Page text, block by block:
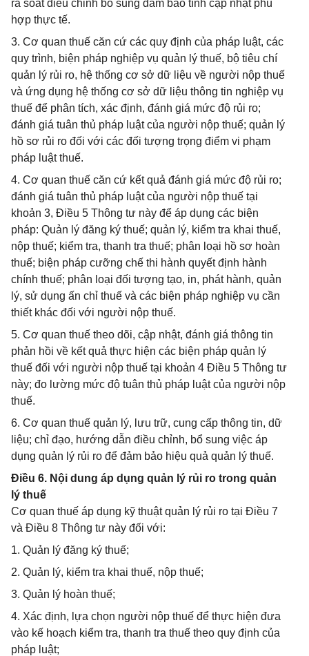
rà soát điều chỉnh bổ sung đảm bảo tính cập nhật phù
hợp thực tế.
3. Cơ quan thuế căn cứ các quy định của pháp luật, các
quy trình, biện pháp nghiệp vụ quản lý thuế, bộ tiêu chí
quản lý rủi ro, hệ thống cơ sở dữ liệu về người nộp thuế
và ứng dụng hệ thống cơ sở dữ liệu thông tin nghiệp vụ
thuế để phân tích, xác định, đánh giá mức độ rủi ro;
đánh giá tuân thủ pháp luật của người nộp thuế; quản lý
hồ sơ rủi ro đối với các đối tượng trọng điểm vi phạm
pháp luật thuế.
4. Cơ quan thuế căn cứ kết quả đánh giá mức độ rủi ro;
đánh giá tuân thủ pháp luật của người nộp thuế tại
khoản 3, Điều 5 Thông tư này để áp dụng các biện
pháp: Quản lý đăng ký thuế; quản lý, kiểm tra khai thuế,
nộp thuế; kiểm tra, thanh tra thuế; phân loại hồ sơ hoàn
thuế; biện pháp cưỡng chế thi hành quyết định hành
chính thuế; phân loại đối tượng tạo, in, phát hành, quản
lý, sử dụng ấn chỉ thuế và các biện pháp nghiệp vụ cần
thiết khác đối với người nộp thuế.
5. Cơ quan thuế theo dõi, cập nhật, đánh giá thông tin
phản hồi về kết quả thực hiện các biện pháp quản lý
thuế đối với người nộp thuế tại khoản 4 Điều 5 Thông tư
này; đo lường mức độ tuân thủ pháp luật của người nộp
thuế.
6. Cơ quan thuế quản lý, lưu trữ, cung cấp thông tin, dữ
liệu; chỉ đạo, hướng dẫn điều chỉnh, bổ sung việc áp
dụng quản lý rủi ro để đảm bảo hiệu quả quản lý thuế.
Điều 6. Nội dung áp dụng quản lý rủi ro trong quản
lý thuế
Cơ quan thuế áp dụng kỹ thuật quản lý rủi ro tại Điều 7
và Điều 8 Thông tư này đối với:
1. Quản lý đăng ký thuế;
2. Quản lý, kiểm tra khai thuế, nộp thuế;
3. Quản lý hoàn thuế;
4. Xác định, lựa chọn người nộp thuế để thực hiện đưa
vào kế hoạch kiểm tra, thanh tra thuế theo quy định của
pháp luật;